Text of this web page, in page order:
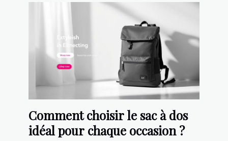
Comment choisir le sac à dos
idéal pour chaque occasion ?